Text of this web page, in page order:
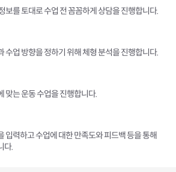
보를 토대로 수업 전 꼼꼼하게 상담을 진행합니다.
수업 방향을 정하기 위해 체형 분석을 진행합니다.
맞는 운동 수업을 진행합니다.
입력하고 수업에 대한 만족도와 피드백 등을 통해
다.